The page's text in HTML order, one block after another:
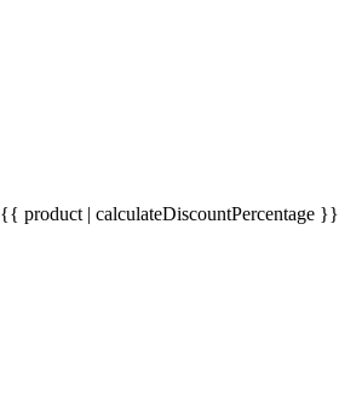
{{ product | calculateDiscountPercentage }}